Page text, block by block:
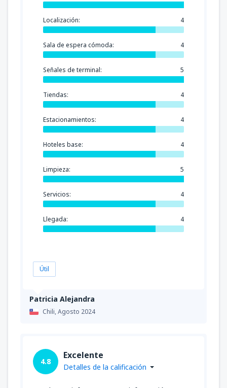
Patricia Alejandra
Chili,Agosto 2024
Localización: 4
Sala de espera cómoda: 4
Señales de terminal: 5
Tiendas: 4
Estacionamientos: 4
Hoteles base: 4
Limpieza: 5
Servicios: 4
Llegada: 4
Útil
4.8
Excelente
Detalles de la calificación